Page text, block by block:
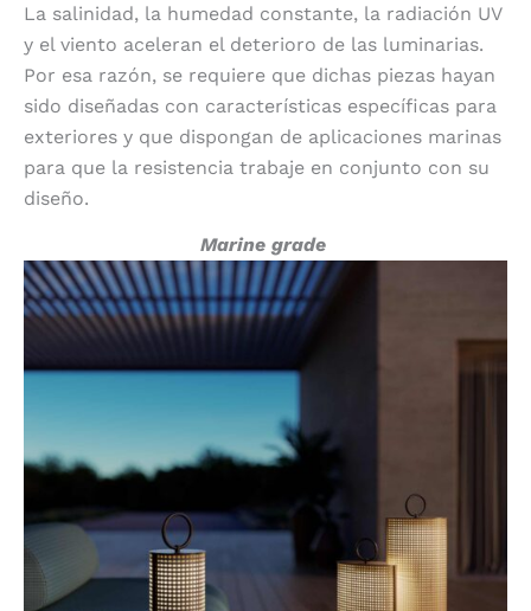
La salinidad, la humedad constante, la radiación UV
y el viento aceleran el deterioro de las luminarias.
Por esa razón, se requiere que dichas piezas hayan
sido diseñadas con características específicas para
exteriores y que dispongan de aplicaciones marinas
para que la resistencia trabaje en conjunto con su
diseño.
Marine grade